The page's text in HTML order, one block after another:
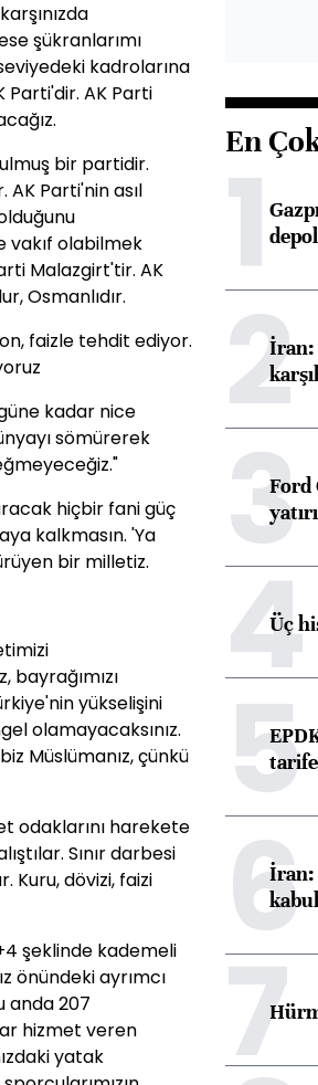
şükranlarımı
kadrolarına
AK Parti
bir partidir.
Parti'nin asıl
vakıf olabilmek
Malazgirt'tir. AK
Osmanlıdır.
faizle tehdit ediyor.
kadar nice
sömürerek
hiçbir fani güç
kalkmasın. 'Ya
bir milletiz.
bayrağımızı
yükselişini
olamayacaksınız.
Müslümanız, çünkü
odaklarını harekete
Sınır darbesi
Kuru, dövizi, faizi
şeklinde kademeli
önündeki ayrımcı
anda 207
hizmet veren
yatak
En
1
2
İran:
3
Ford
4
Üç
5
6
İran:
7